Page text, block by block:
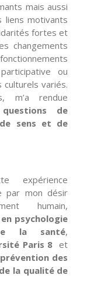
mais aussi
liens motivants
fortes et
changements
ou
variés.
m’a rendue
questions de
de sens et de
par mon désir
humain,
psychologie
la santé,
Paris 8 et
prévention des
la qualité de